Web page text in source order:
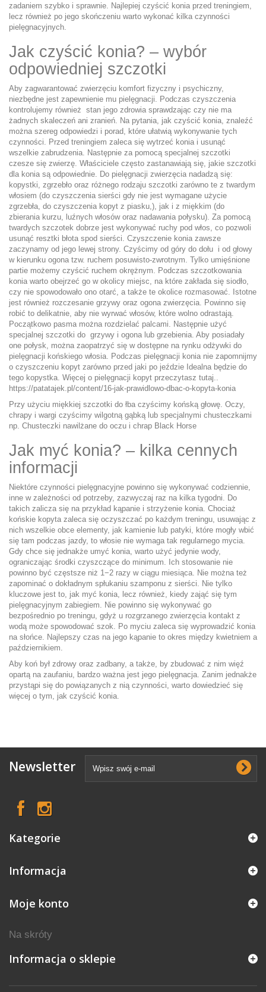
zadaniem szybko i sprawnie. Najlepiej czyścić konia przed treningiem,
lecz również po jego skończeniu warto wykonać kilka czynności
pielęgnacyjnych.
Jak czyścić konia? – wybór
odpowiedniej szczotki
Aby zagwarantować zwierzęciu komfort fizyczny i psychiczny,
niezbędne jest zapewnienie mu pielęgnacji. Podczas czyszczenia
kontrolujemy również stan jego zdrowia sprawdzając czy nie ma
żadnych skaleczeń ani zranień. Na pytania, jak czyścić konia, znaleźć
można szereg odpowiedzi i porad, które ułatwią wykonywanie tych
czynności. Przed treningiem zaleca się wytrzeć konia i usunąć
wszelkie zabrudzenia. Następnie za pomocą specjalnej szczotki
czesze się zwierzę. Właściciele często zastanawiają się, jakie szczotki
dla konia są odpowiednie. Do pielęgnacji zwierzęcia nadadzą się:
kopystki, zgrzebło oraz różnego rodzaju szczotki zarówno te z twardym
włosiem (do czyszczenia sierści gdy nie jest wymagane użycie
zgrzebła, do czyszczenia kopyt z piasku,), jak i z miękkim (do
zbierania kurzu, luźnych włosów oraz nadawania połysku). Za pomocą
twardych szczotek dobrze jest wykonywać ruchy pod włos, co pozwoli
usunąć resztki błota spod sierści. Czyszczenie konia zawsze
zaczynamy od jego lewej strony. Czyścimy od góry do dołu i od głowy
w kierunku ogona tzw. ruchem posuwisto-zwrotnym. Tylko umięśnione
partie możemy czyścić ruchem okrężnym. Podczas szczotkowania
konia warto obejrzeć go w okolicy miejsc, na które zakłada się siodło,
czy nie spowodowało ono otarć, a także te okolice rozmasować. Istotne
jest również rozczesanie grzywy oraz ogona zwierzęcia. Powinno się
robić to delikatnie, aby nie wyrwać włosów, które wolno odrastają.
Początkowo pasma można rozdzielać palcami. Następnie użyć
specjalnej szczotki do grzywy i ogona lub grzebienia. Aby posiadały
one połysk, można zaopatrzyć się w dostępne na rynku odżywki do
pielęgnacji końskiego włosia. Podczas pielęgnacji konia nie zapomnijmy
o czyszczeniu kopyt zarówno przed jaki po jeździe Idealna będzie do
tego kopystka. Więcej o pielęgnacji kopyt przeczytasz tutaj..
https://patatajek.pl/content/16-jak-prawidlowo-dbac-o-kopyta-konia
Przy użyciu miękkiej szczotki do łba czyścimy końską głowę. Oczy,
chrapy i wargi czyścimy wilgotną gąbką lub specjalnymi chusteczkami
np. Chusteczki nawilżane do oczu i chrap Black Horse
Jak myć konia? – kilka cennych
informacji
Niektóre czynności pielęgnacyjne powinno się wykonywać codziennie,
inne w zależności od potrzeby, zazwyczaj raz na kilka tygodni. Do
takich zalicza się na przykład kąpanie i strzyżenie konia. Chociaż
końskie kopyta zaleca się oczyszczać po każdym treningu, usuwając z
nich wszelkie obce elementy, jak kamienie lub patyki, które mogły wbić
się tam podczas jazdy, to włosie nie wymaga tak regularnego mycia.
Gdy chce się jednakże umyć konia, warto użyć jedynie wody,
ograniczając środki czyszczące do minimum. Ich stosowanie nie
powinno być częstsze niż 1−2 razy w ciągu miesiąca. Nie można też
zapominać o dokładnym spłukaniu szamponu z sierści. Nie tylko
kluczowe jest to, jak myć konia, lecz również, kiedy zająć się tym
pielęgnacyjnym zabiegiem. Nie powinno się wykonywać go
bezpośrednio po treningu, gdyż u rozgrzanego zwierzęcia kontakt z
wodą może spowodować szok. Po myciu zaleca się wyprowadzić konia
na słońce. Najlepszy czas na jego kąpanie to okres między kwietniem a
październikiem.
Aby koń był zdrowy oraz zadbany, a także, by zbudować z nim więź
opartą na zaufaniu, bardzo ważna jest jego pielęgnacja. Zanim jednakże
przystąpi się do powiązanych z nią czynności, warto dowiedzieć się
więcej o tym, jak czyścić konia.
Newsletter
Kategorie
Informacja
Moje konto
Na skróty
Informacja o sklepie